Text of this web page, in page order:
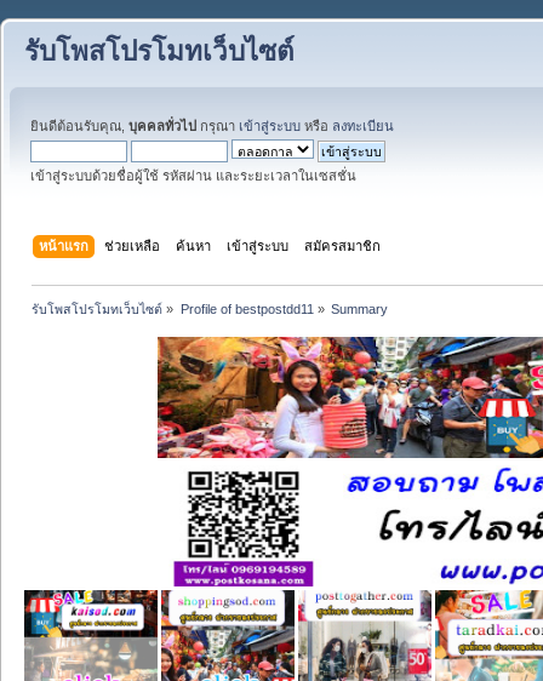
รับโพสโปรโมทเว็บไซต์
ยินดีต้อนรับคุณ, บุคคลทั่วไป กรุณา เข้าสู่ระบบ หรือ ลงทะเบียน
เข้าสู่ระบบด้วยชื่อผู้ใช้ รหัสผ่าน และระยะเวลาในเซสชั่น
หน้าแรก ช่วยเหลือ ค้นหา เข้าสู่ระบบ สมัครสมาชิก
รับโพสโปรโมทเว็บไซต์ » Profile of bestpostdd11 » Summary